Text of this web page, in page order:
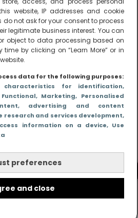
website, IP addresses and cookie
do not ask for your consent to process
legitimate business interest. You can
object to data processing based on
by clicking on “Learn More” or in
data for the following purposes:
for identification,
, Marketing, Personalised
advertising and content
research and services development,
information on a device, Use
preferences
and close
achter het behang.